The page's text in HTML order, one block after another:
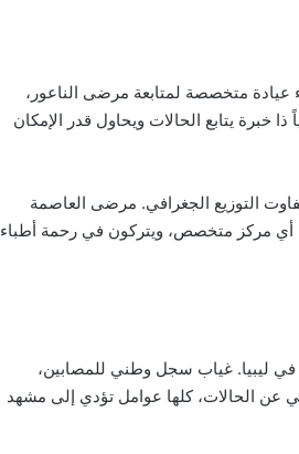
متخصصة لمتابعة مرضى الناعور،
خبرة يتابع الحالات ويحاول قدر الإمكان
التوزيع الجغرافي. مرضى العاصمة
أي مركز متخصص، ويتركون في رحمة أطباء
في ليبيا. غياب سجل وطني للمصابين،
عن الحالات، كلها عوامل تؤدي إلى مشهد